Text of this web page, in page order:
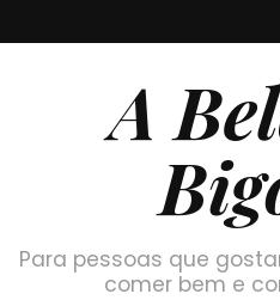
A
Para pessoas que
comer bem e